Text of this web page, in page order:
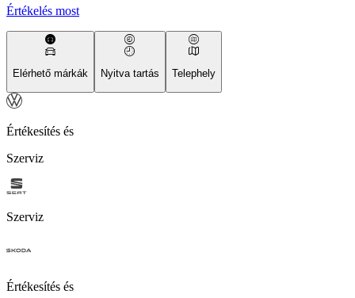
Értékelés most
Elérhető márkák Nyitva tartás Telephely
Értékesítés és
Szerviz
Szerviz
Értékesítés és